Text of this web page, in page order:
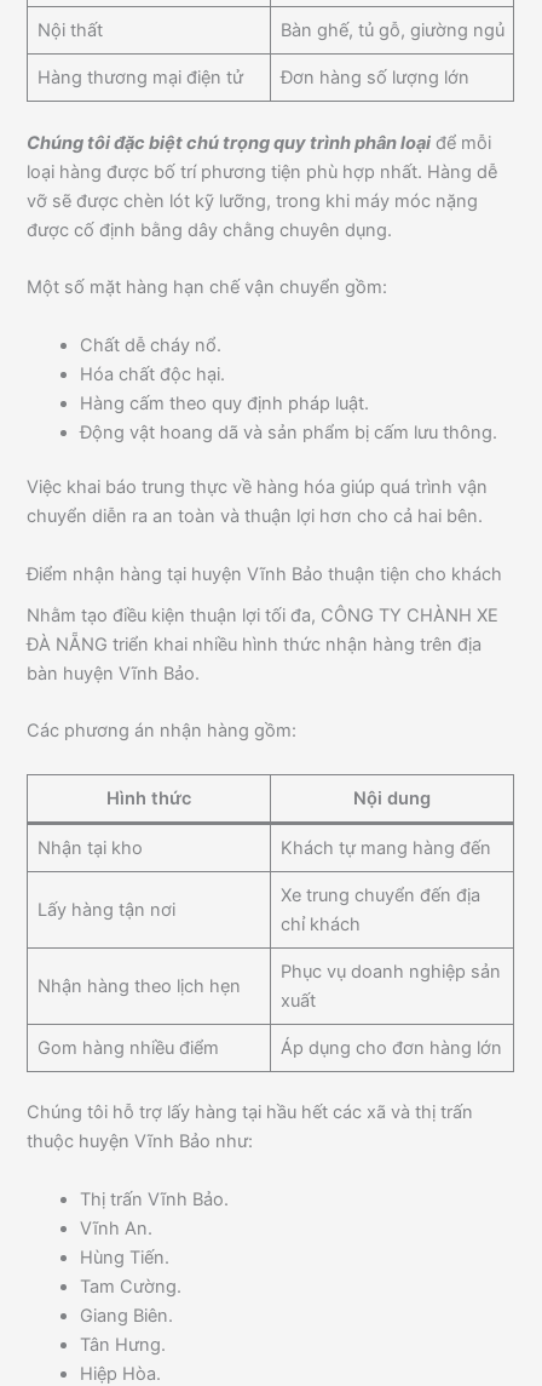
Nội thất Bàn ghế, tủ gỗ, giường ngủ
Hàng thương mại điện tử Đơn hàng số lượng lớn
Chúng tôi đặc biệt chú trọng quy trình phân loại để mỗi
loại hàng được bố trí phương tiện phù hợp nhất. Hàng dễ
vỡ sẽ được chèn lót kỹ lưỡng, trong khi máy móc nặng
được cố định bằng dây chằng chuyên dụng.
Một số mặt hàng hạn chế vận chuyển gồm:
Chất dễ cháy nổ.
Hóa chất độc hại.
Hàng cấm theo quy định pháp luật.
Động vật hoang dã và sản phẩm bị cấm lưu thông.
Việc khai báo trung thực về hàng hóa giúp quá trình vận
chuyển diễn ra an toàn và thuận lợi hơn cho cả hai bên.
Điểm nhận hàng tại huyện Vĩnh Bảo thuận tiện cho khách
Nhằm tạo điều kiện thuận lợi tối đa, CÔNG TY CHÀNH XE
ĐÀ NẴNG triển khai nhiều hình thức nhận hàng trên địa
bàn huyện Vĩnh Bảo.
Các phương án nhận hàng gồm:
Hình thức Nội dung
Nhận tại kho Khách tự mang hàng đến
Lấy hàng tận nơi
Xe trung chuyển đến địa
chỉ khách
Nhận hàng theo lịch hẹn
Phục vụ doanh nghiệp sản
xuất
Gom hàng nhiều điểm Áp dụng cho đơn hàng lớn
Chúng tôi hỗ trợ lấy hàng tại hầu hết các xã và thị trấn
thuộc huyện Vĩnh Bảo như:
Thị trấn Vĩnh Bảo.
Vĩnh An.
Hùng Tiến.
Tam Cường.
Giang Biên.
Tân Hưng.
Hiệp Hòa.